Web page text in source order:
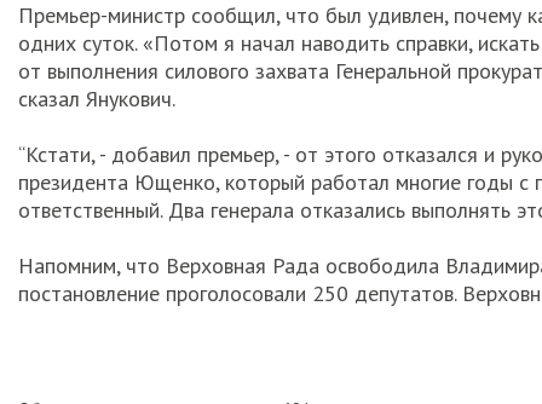
Премьер-министр сообщил, что был удивлен, почему
одних суток. «Потом я начал наводить справки,
от выполнения силового захвата Генеральной
сказал Янукович.
“Кстати, - добавил премьер, - от этого отказался и
президента Ющенко, который работал многие годы с
ответственный. Два генерала отказались выполнять
Напомним, что Верховная Рада освободила
постановление проголосовали 250 депутатов.